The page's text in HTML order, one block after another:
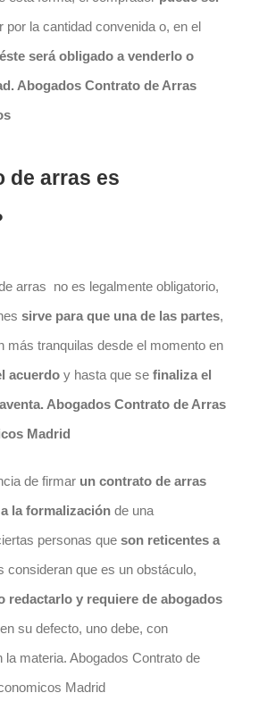
la cantidad convenida o, en el
éste será obligado a venderlo o
Abogados Contrato de Arras
de arras es
arras no es legalmente obligatorio,
sirve para que una de las partes,
más tranquilas desde el momento en
acuerdoy hasta que sefinaliza el
Abogados Contrato de Arras
Madrid
de firmar un contratode arras
la formalizaciónde una
personas que son reticentes a
consideran que es un obstáculo,
redactarlo y requiere de abogados
su defecto, uno debe, con
la materia. Abogados Contrato de
Madrid